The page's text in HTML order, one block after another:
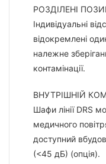
РОЗДІЛЕНІ
Індивідуальні
відокремлені
належне
контамінації.
ВНУТРІШНІЙ
Шафи лінії DRS
медичного
доступний
(<45 дБ) (опція).